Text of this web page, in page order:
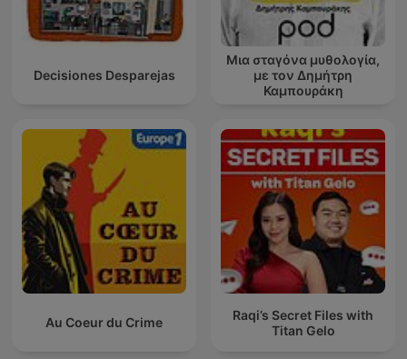
Decisiones Desparejas
Μια σταγόνα μυθολογία,
με τον Δημήτρη
Καμπουράκη
Au Coeur du Crime
Raqi’s Secret Files with
Titan Gelo